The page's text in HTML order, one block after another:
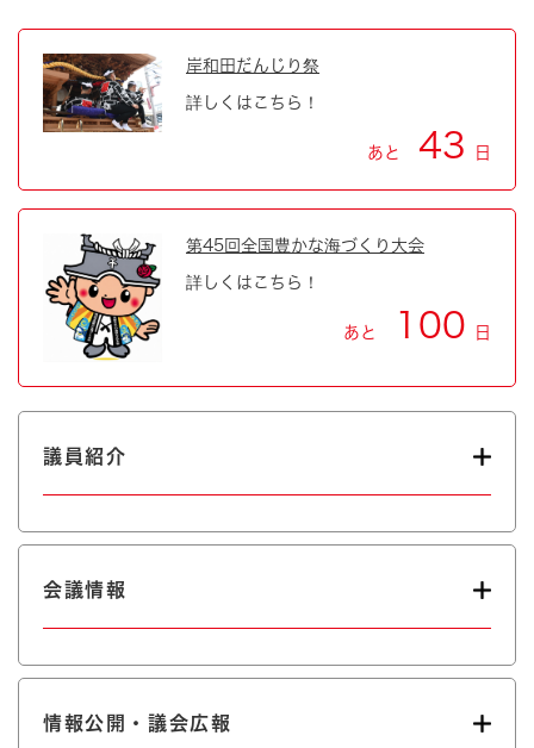
岸和田だんじり祭
詳しくはこちら！
あと 43 日
第45回全国豊かな海づくり大会
詳しくはこちら！
あと 100 日
議員紹介
会議情報
情報公開・議会広報